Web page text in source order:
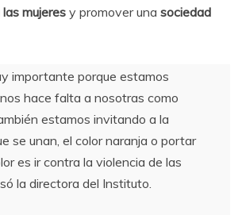
mujeres y promover una sociedad
importante porque estamos
hace falta a nosotras como
estamos invitando a la
se unan, el color naranja o portar
es ir contra la violencia de las
la directora del Instituto.